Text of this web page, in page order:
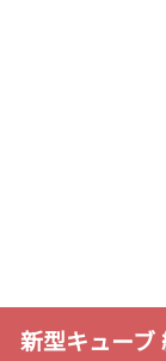
新型キューブ